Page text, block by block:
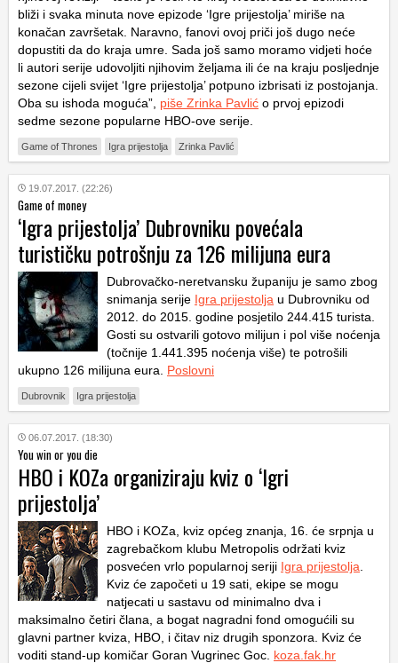
bliži i svaka minuta nove epizode ‘Igre prijestolja’ miriše na
konačan završetak. Naravno, fanovi ovoj priči još dugo neće
dopustiti da do kraja umre. Sada još samo moramo vidjeti hoće
li autori serije udovoljiti njihovim željama ili će na kraju posljednje
sezone cijeli svijet ‘Igre prijestolja’ potpuno izbrisati iz postojanja.
Oba su ishoda moguća”, piše Zrinka Pavlić o prvoj epizodi
sedme sezone popularne HBO-ove serije.
Game of Thrones Igra prijestolja Zrinka Pavlić
19.07.2017. (22:26)
Game of money
‘Igra prijestolja’ Dubrovniku povećala
turističku potrošnju za 126 milijuna eura
Dubrovačko-neretvansku županiju je samo zbog
snimanja serije Igra prijestolja u Dubrovniku od
2012. do 2015. godine posjetilo 244.415 turista.
Gosti su ostvarili gotovo milijun i pol više noćenja
(točnije 1.441.395 noćenja više) te potrošili
ukupno 126 milijuna eura. Poslovni
Dubrovnik Igra prijestolja
06.07.2017. (18:30)
You win or you die
HBO i KOZa organiziraju kviz o ‘Igri
prijestolja’
HBO i KOZa, kviz općeg znanja, 16. će srpnja u
zagrebačkom klubu Metropolis održati kviz
posvećen vrlo popularnoj seriji Igra prijestolja
Kviz će započeti u 19 sati, ekipe se mogu
natjecati u sastavu od minimalno dva i
maksimalno četiri člana, a bogat nagradni fond omogućili su
glavni partner kviza, HBO, i čitav niz drugih sponzora. Kviz će
voditi stand-up komičar Goran Vugrinec Goc. koza.fak.hr